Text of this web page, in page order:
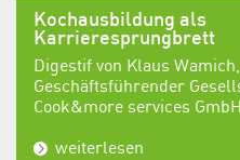
Kochausbildung als
Karrieresprungbrett
Digestif von Klaus Wamich,
Geschäftsführender
Cook&more services
weiterlesen